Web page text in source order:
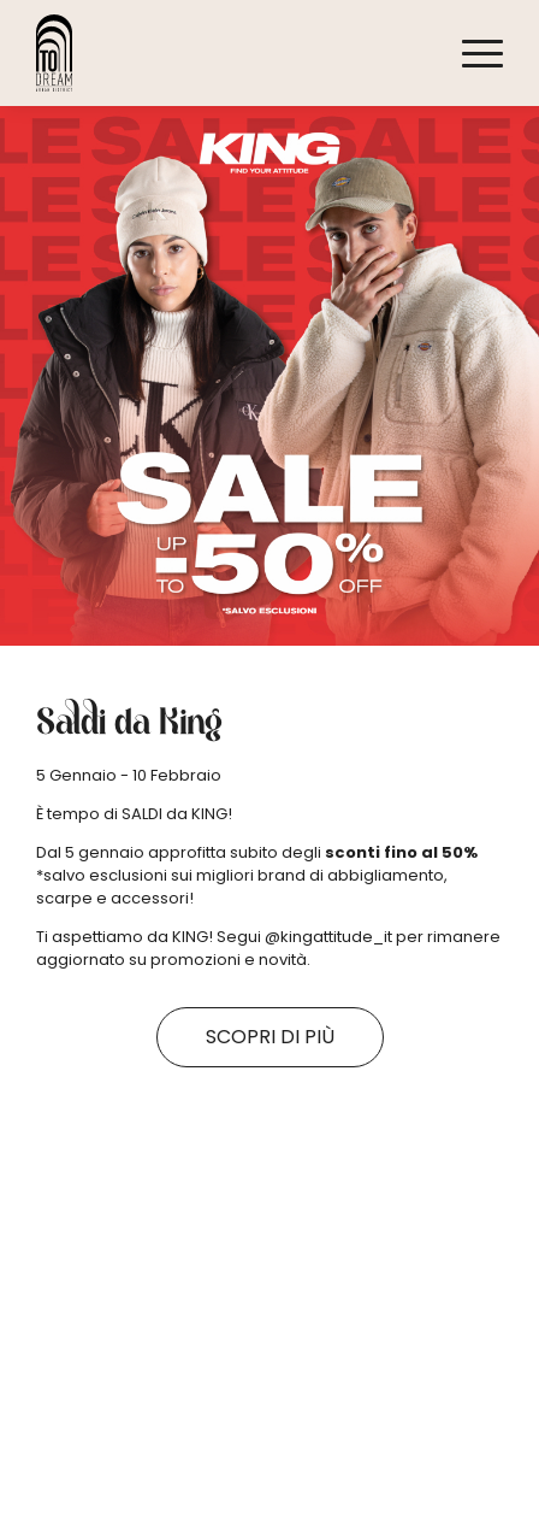
Saldi da King
5 Gennaio - 10 Febbraio
È tempo di SALDI da KING!
Dal 5 gennaio approfitta subito degli sconti fino al 50%
*salvo esclusioni sui migliori brand di abbigliamento,
scarpe e accessori!
Ti aspettiamo da KING! Segui @kingattitude_it per rimanere
aggiornato su promozioni e novità.
SCOPRI DI PIÙ